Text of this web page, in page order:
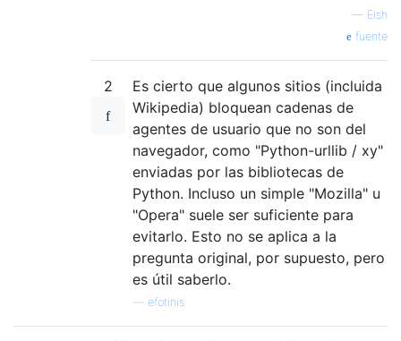
— Eish
fuente
2
Es cierto que algunos sitios (incluida
Wikipedia) bloquean cadenas de
agentes de usuario que no son del
navegador, como "Python-urllib / xy"
enviadas por las bibliotecas de
Python. Incluso un simple "Mozilla" u
"Opera" suele ser suficiente para
evitarlo. Esto no se aplica a la
pregunta original, por supuesto, pero
es útil saberlo.
efotinis